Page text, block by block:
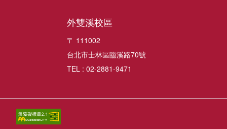
外雙溪校區
〒 111002
台北市士林區臨溪路70號
TEL : 02-2881-9471